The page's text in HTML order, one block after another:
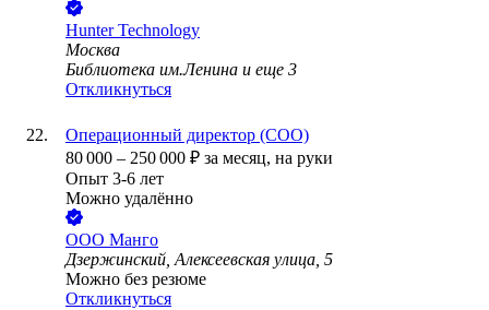
Hunter Technology
Москва
Библиотека им.Ленина и еще 3
Откликнуться
Операционный директор (COO)
80 000 – 250 000 ₽ за месяц, на руки
Опыт 3-6 лет
Можно удалённо
ООО Манго
Дзержинский, Алексеевская улица, 5
Можно без резюме
Откликнуться